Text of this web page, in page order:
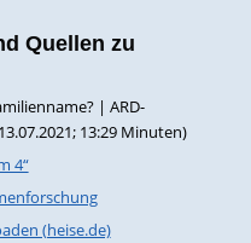
Quellen zu
| ARD-
13:29 Minuten)
4“
(heise.de)